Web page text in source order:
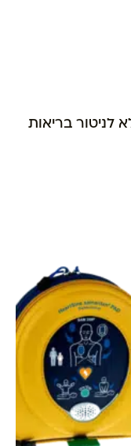
לניטור בריאות